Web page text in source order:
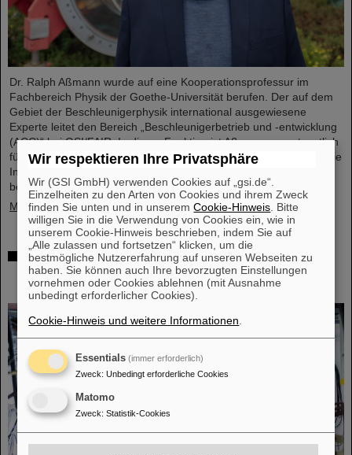
Dr. Ralph Aßmann wurde auf eine Kooperationsprofessur im
Fachbereich Physik der Goethe-Universität berufen. Der auf dem
Gebiet der Beschleunigerphysik international ausgewiesene
Experte leitet den Bereich „Beschleunigerbetrieb und -entwicklung
(ACC)“ bei GSI/FAIR. In dieser Funktion ist Aßmann verantwortlich
für den Betrieb der bestehenden Beschleunigeranlagen und für die
Integration und Inbetriebnahme der sich derzeit im Bau
befindlichen internationalen Teilchenbeschleunigeranlage FAIR.…
Mehr »
Gleichzeitige Beschleunigung von zwei
Ionenstrahlen: Einzigartiges Verfahren im
Ringbeschleuniger SIS18 demonstriert
Wir respektieren Ihre Privatsphäre
Wir (GSI GmbH) verwenden Cookies auf „gsi.de“.
Einzelheiten zu den Arten von Cookies und ihrem Zweck
finden Sie unten und in unseremCookie-Hinweis . Bitte
willigen Sie in die Verwendung von Cookies ein, wie in
unserem Cookie-Hinweis beschrieben, indem Sie auf
„Alle zulassen und fortsetzen“ klicken, um die
bestmögliche Nutzererfahrung auf unseren Webseiten zu
haben. Sie können auch Ihre bevorzugten Einstellungen
vornehmen oder Cookies ablehnen (mit Ausnahme
unbedingt erforderlicher Cookies).
Cookie-Hinweis und weitere Informationen
Essentials (immer erforderlich)
Zweck: Unbedingt erforderliche Cookies
Matomo
Zweck: Statistik-Cookies